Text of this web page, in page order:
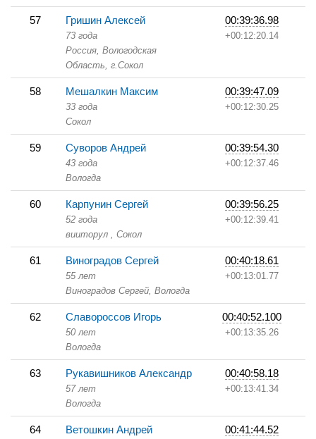
57 Гришин Алексей
73 года
Россия, Вологодская
Область, г.Сокол
00:39:36.98
+00:12:20.14
58 Мешалкин Максим
33 года
Сокол
00:39:47.09
+00:12:30.25
59 Суворов Андрей
43 года
Вологда
00:39:54.30
+00:12:37.46
60 Карпунин Сергей
52 года
вииторул , Сокол
00:39:56.25
+00:12:39.41
61 Виноградов Сергей
55 лет
Виноградов Сергей, Вологда
00:40:18.61
+00:13:01.77
62 Славороссов Игорь
50 лет
Вологда
00:40:52.100
+00:13:35.26
63 Рукавишников Александр
57 лет
Вологда
00:40:58.18
+00:13:41.34
64 Ветошкин Андрей 00:41:44.52